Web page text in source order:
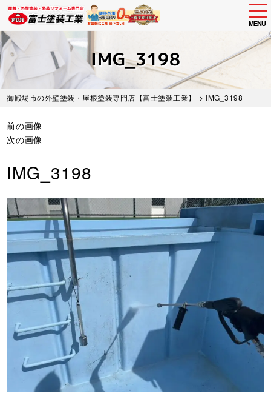
Skip
to
main
content
MENU
IMG_3198
御殿場市の外壁塗装・屋根塗装専門店【富士塗装工業】 > IMG_3198
前の画像
次の画像
IMG_3198